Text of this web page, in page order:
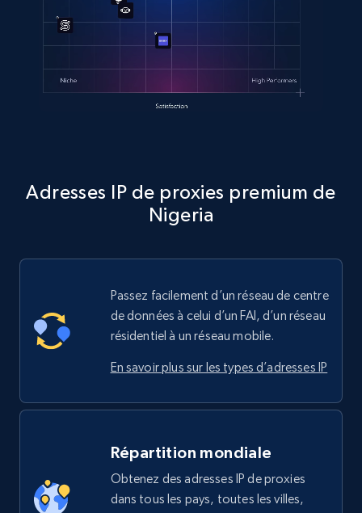
Adresses IP de proxies premium de
Nigeria
Passez facilement d’un réseau de centre
de données à celui d’un FAI, d’un réseau
résidentiel à un réseau mobile.
En savoir plus sur les types d’adresses IP
Répartition mondiale
Obtenez des adresses IP de proxies
dans tous les pays, toutes les villes,